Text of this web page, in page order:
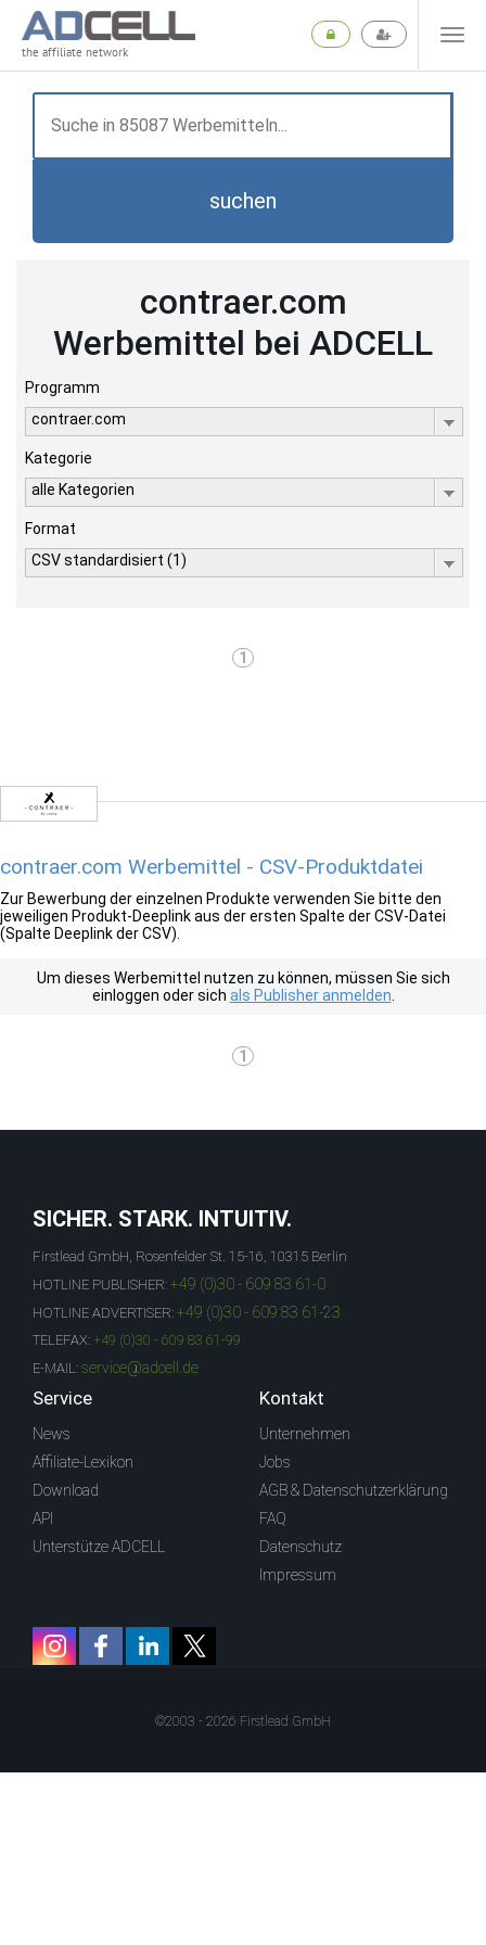
the affiliate network
suchen
contraer.com
Werbemittel bei ADCELL
Programm
contraer.com
Kategorie
alle Kategorien
Format
CSV standardisiert (1)
1
contraer.com Werbemittel - CSV-Produktdatei
Zur Bewerbung der einzelnen Produkte verwenden Sie bitte den
jeweiligen Produkt-Deeplink aus der ersten Spalte der CSV-Datei
(Spalte Deeplink der CSV).
Um dieses Werbemittel nutzen zu können, müssen Sie sich
einloggen oder sich als Publisher anmelden
1
SICHER. STARK. INTUITIV.
Firstlead GmbH, Rosenfelder St. 15-16, 10315 Berlin
HOTLINE PUBLISHER: +49 (0)30 - 609 83 61-0
HOTLINE ADVERTISER: +49 (0)30 - 609 83 61-23
TELEFAX: +49 (0)30 - 609 83 61-99
E-MAIL: service@adcell.de
Service
News
Affiliate-Lexikon
Download
API
Unterstütze ADCELL
Kontakt
Unternehmen
Jobs
AGB & Datenschutzerklärung
FAQ
Datenschutz
Impressum
©2003 - 2026 Firstlead GmbH